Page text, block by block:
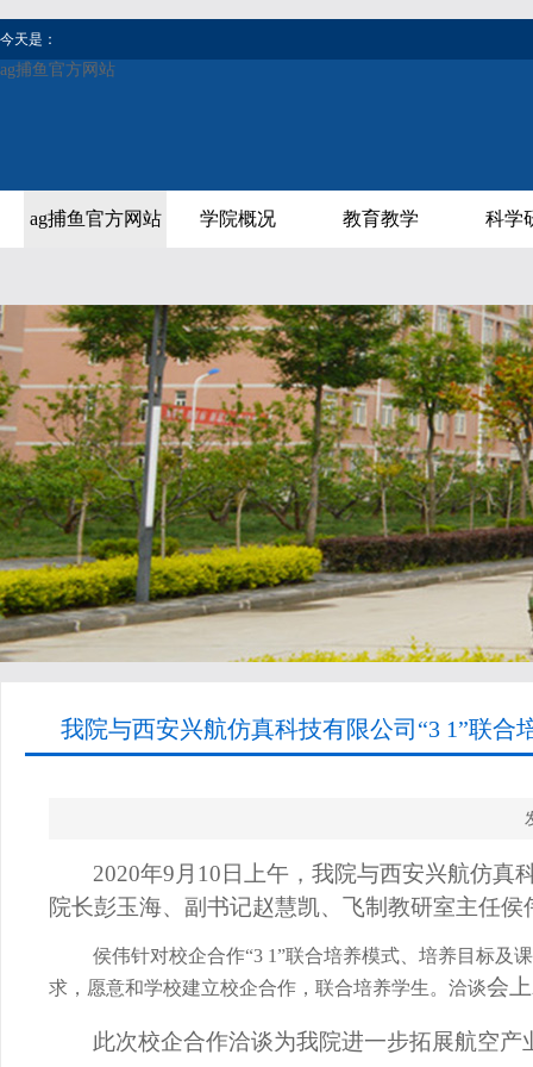
今天是：
ag捕鱼官方网站
ag捕鱼官方网站 学院概况 教育教学 科学
我院与西安兴航仿真科技有限公司“3 1”联合
2020年9 月 10 日上午，我院与西安兴航仿真
院长彭玉海、副书记赵慧凯、飞制教研室主任
侯伟针对校企合作“3 1”联合培养模式、培养目标及
求，愿意和学校建立校企合作，联合培养学生。洽谈会
此次校企合作洽谈为我院进一步拓展航空